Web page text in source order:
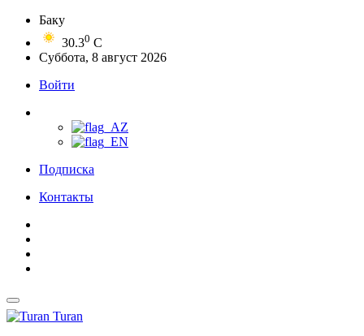
Баку
30.30 C
Суббота, 8 август 2026
Войти
Подписка
Контакты
Turan